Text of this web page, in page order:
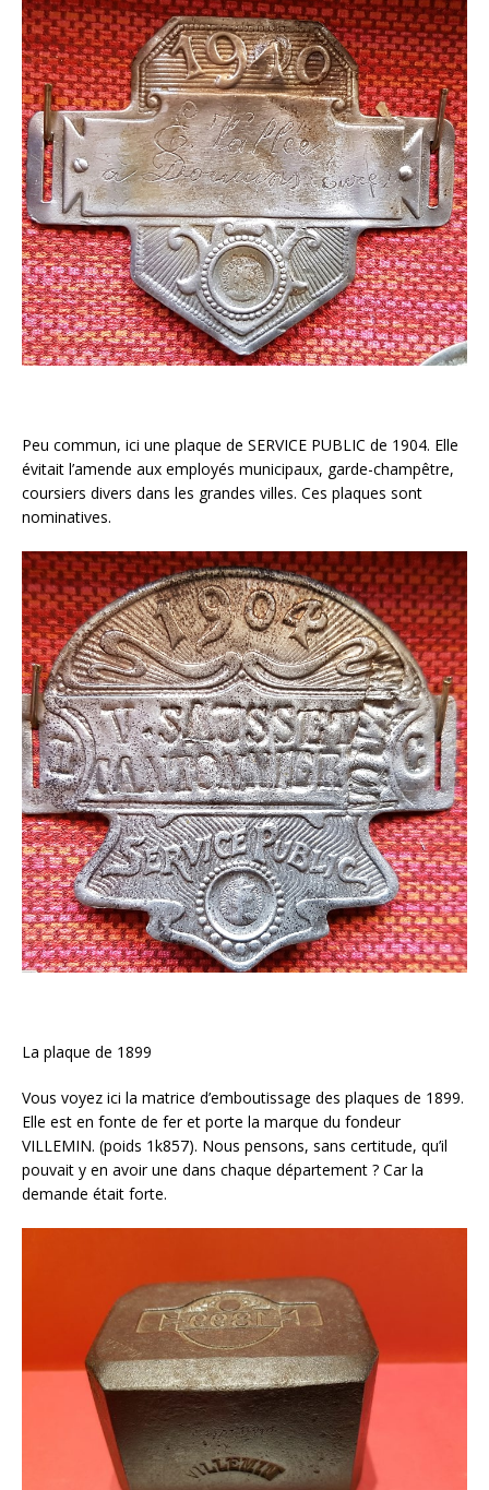
Peu commun, ici une plaque de SERVICE PUBLIC de 1904. Elle
évitait l’amende aux employés municipaux, garde-champêtre,
coursiers divers dans les grandes villes. Ces plaques sont
nominatives.
La plaque de 1899
Vous voyez ici la matrice d’emboutissage des plaques de 1899.
Elle est en fonte de fer et porte la marque du fondeur
VILLEMIN. (poids 1k857). Nous pensons, sans certitude, qu’il
pouvait y en avoir une dans chaque département ? Car la
demande était forte.